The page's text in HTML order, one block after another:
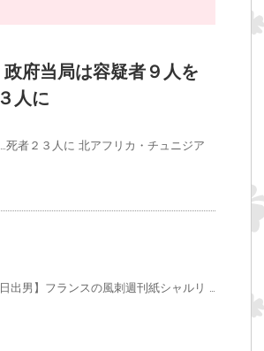
府当局は容疑者９人を
人に
死者２３人に 北アフリカ・チュニジア
出男】フランスの風刺週刊紙シャルリ …